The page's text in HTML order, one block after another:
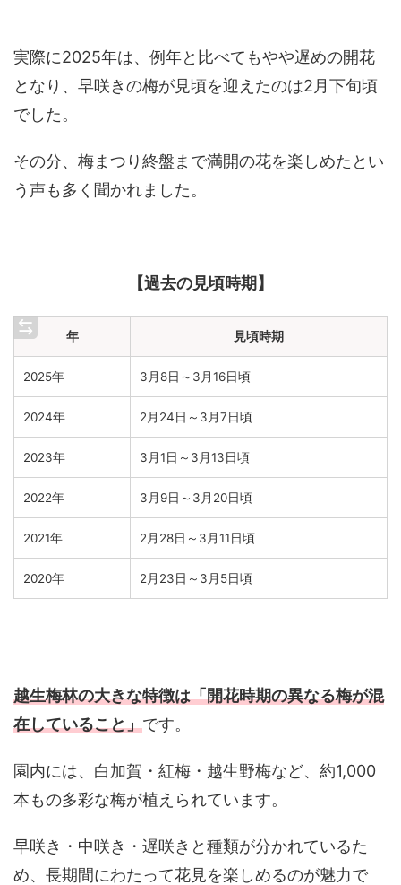
実際に2025年は、例年と比べてもやや遅めの開花
となり、早咲きの梅が見頃を迎えたのは2月下旬頃
でした。
その分、梅まつり終盤まで満開の花を楽しめたとい
う声も多く聞かれました。
【過去の見頃時期】
年 見頃時期
2025年 3月8日～3月16日頃
2024年 2月24日～3月7日頃
2023年 3月1日～3月13日頃
2022年 3月9日～3月20日頃
2021年 2月28日～3月11日頃
2020年 2月23日～3月5日頃
越生梅林の大きな特徴は「開花時期の異なる梅が混
在していること」です。
園内には、白加賀・紅梅・越生野梅など、約1,000
本もの多彩な梅が植えられています。
早咲き・中咲き・遅咲きと種類が分かれているた
め、長期間にわたって花見を楽しめるのが魅力で